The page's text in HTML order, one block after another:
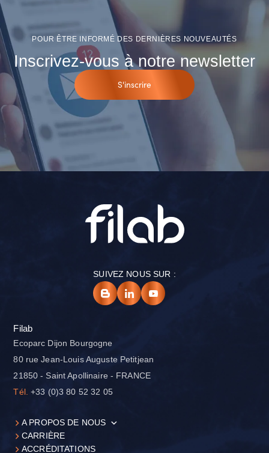
POUR ÊTRE INFORMÉ DES DERNIÈRES NOUVEAUTÉS
Inscrivez-vous à notre newsletter
S'inscrire
SUIVEZ NOUS SUR :
Filab
Ecoparc Dijon Bourgogne
80 rue Jean-Louis Auguste Petitjean
21850 - Saint Apollinaire - FRANCE
Tél. +33 (0)3 80 52 32 05
A PROPOS DE NOUS
CARRIÈRE
ACCRÉDITATIONS